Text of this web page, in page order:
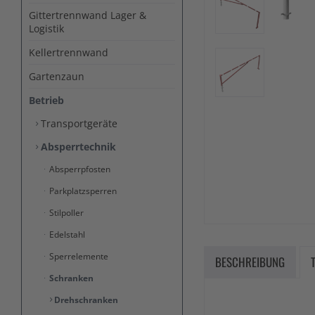
Gittertrennwand Lager &
Logistik
Kellertrennwand
Gartenzaun
Betrieb
Transportgeräte
Absperrtechnik
Absperrpfosten
Parkplatzsperren
Stilpoller
Edelstahl
Sperrelemente
Schranken
Drehschranken
BESCHREIBUNG